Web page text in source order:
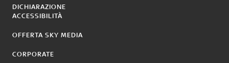
DICHIARAZIONE
ACCESSIBILITÀ
OFFERTA SKY MEDIA
CORPORATE